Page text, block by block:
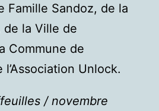
Famille Sandoz, de la
de la Ville de
Commune de
Unlock.
/ novembre